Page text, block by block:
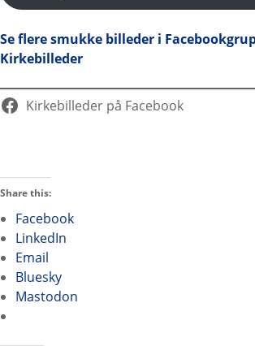
Se flere smukke billeder i
Kirkebilleder
Kirkebilleder på Facebook
Share this:
Facebook
LinkedIn
Email
Bluesky
Mastodon